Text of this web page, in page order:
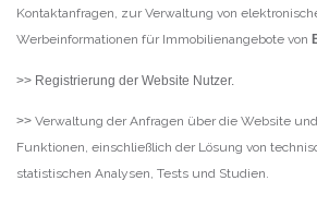
Kontaktanfragen, zur Verwaltung von
Werbeinformationen für Immobilienangebote von
>> Registrierung der Website Nutzer.
>> Verwaltung der Anfragen über die Website
Funktionen, einschließlich der Lösung von
statistischen Analysen, Tests und Studien.